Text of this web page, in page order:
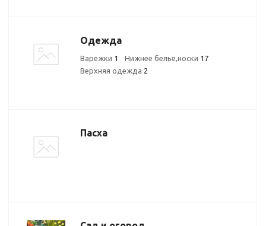
Одежда
Варежки 1 Нижнее белье,носки 17
Верхняя одежда 2
Пасха